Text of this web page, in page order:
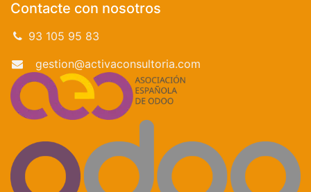
Contacte con nosotros
93 105 95 83
gestion@activaconsultoria.com